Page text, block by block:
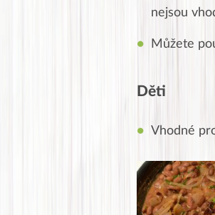
nejsou
Můžete
Děti
Vhodné